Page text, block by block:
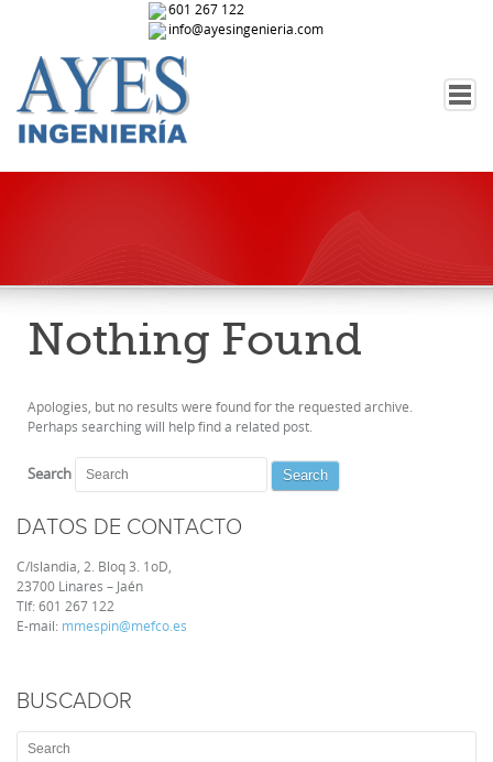
601 267 122
info@ayesingenieria.com
CONTACTO
Nothing Found
Apologies, but no results were found for the requested archive.
Perhaps searching will help find a related post.
Search
DATOS DE CONTACTO
C/Islandia, 2. Bloq 3. 1oD,
23700 Linares – Jaén
Tlf: 601 267 122
E-mail: mmespin@mefco.es
BUSCADOR